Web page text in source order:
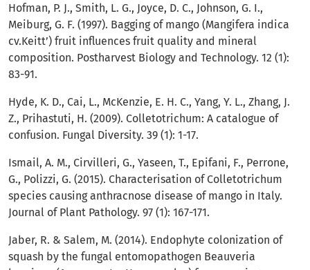
Hofman, P. J., Smith, L. G., Joyce, D. C., Johnson, G. I.,
Meiburg, G. F. (1997). Bagging of mango (Mangifera indica
cv.Keitt’) fruit influences fruit quality and mineral
composition. Postharvest Biology and Technology. 12 (1):
83-91.
Hyde, K. D., Cai, L., McKenzie, E. H. C., Yang, Y. L., Zhang, J.
Z., Prihastuti, H. (2009). Colletotrichum: A catalogue of
confusion. Fungal Diversity. 39 (1): 1-17.
Ismail, A. M., Cirvilleri, G., Yaseen, T., Epifani, F., Perrone,
G., Polizzi, G. (2015). Characterisation of Colletotrichum
species causing anthracnose disease of mango in Italy.
Journal of Plant Pathology. 97 (1): 167-171.
Jaber, R. & Salem, M. (2014). Endophyte colonization of
squash by the fungal entomopathogen Beauveria